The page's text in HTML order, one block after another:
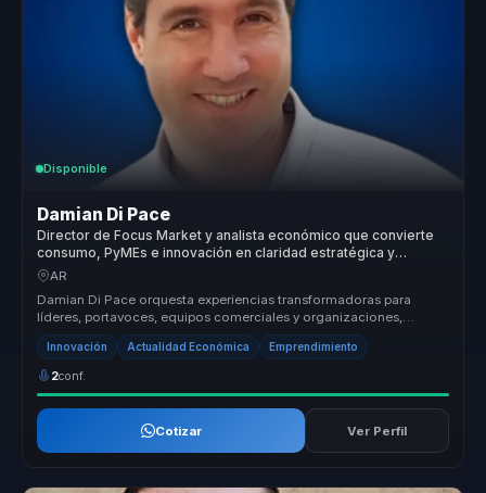
Disponible
Damian Di Pace
Director de Focus Market y analista económico que convierte
consumo, PyMEs e innovación en claridad estratégica y
mejores decisiones comerciales para líderes.
AR
Damian Di Pace orquesta experiencias transformadoras para
líderes, portavoces, equipos comerciales y organizaciones,
permitiéndoles dejar...
Innovación Actualidad Económica Emprendimiento
2conf.
Cotizar Ver Perfil